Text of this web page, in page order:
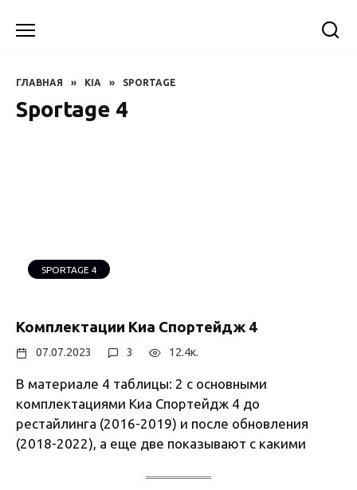
ГЛАВНАЯ » KIA » SPORTAGE
Sportage 4
SPORTAGE 4
Комплектации Киа Спортейдж 4
07.07.2023 3 12.4к.
В материале 4 таблицы: 2 с основными
комплектациями Киа Спортейдж 4 до
рестайлинга (2016-2019) и после обновления
(2018-2022), а еще две показывают с какими